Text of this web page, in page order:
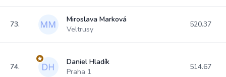
73.
Miroslava Marková
Veltrusy
520.37
74.
Daniel Hladík
Praha 1
514.67